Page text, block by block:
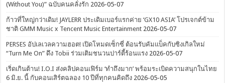
(Without You)” ฉบับคนคลั่งรัก 2026-05-07
ก้าวที่ใหญ่กว่าเดิม! JAYLERR ประเดิมเบอร์แรกค่าย ‘GX10 ASIA’ โปรเจกต์ข้าม
ชาติ GMM Music x Tencent Music Entertainment 2026-05-07
PERSES อัปเลเวลความฮอต! เปิดโหมดเซ็กซี่ ต้อนรับคัมแบ็คกับซิงเกิลใหม่
“Turn Me On” ดึง Tobii ร่วมเติมชนวนปาร์ตี้ร้อนแรง 2026-05-07
เริ่ดเกินต้าน! I.O.I ส่งคลิปคอนเฟิร์ม ‘ทำถึงมาก’ พร้อมระเบิดความสนุกในไทย
6 มิ.ย. นี้ กับคอนเสิร์ตฉลอง 10 ปีที่ทุกคนคิดถึง 2026-05-05